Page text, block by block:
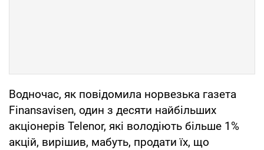
Водночас, як повідомила норвезька газета
Finansavisen, один з десяти найбільших
акціонерів Telenor, які володіють більше 1%
акцій, вирішив, мабуть, продати їх, що